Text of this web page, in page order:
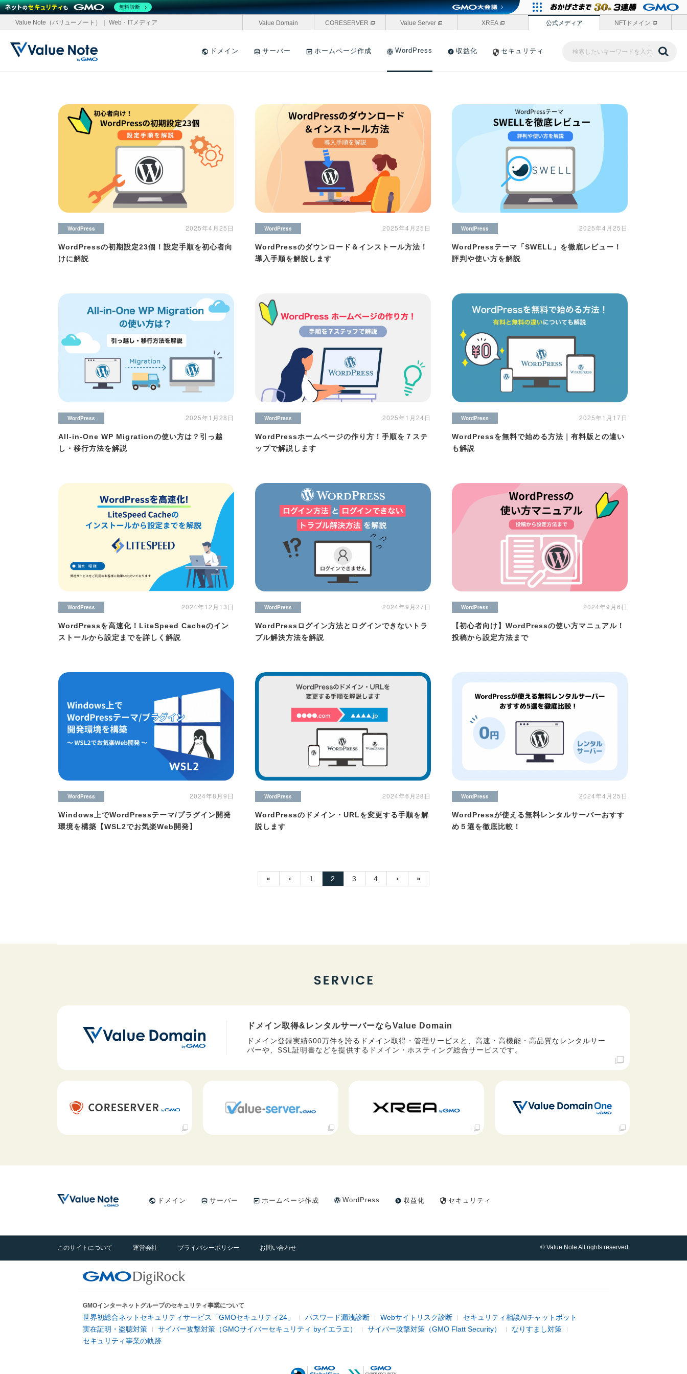
Value Note（バリューノート）｜ Web・ITメディア Value Domain CORESERVER Value Server XREA 公式メディア NFTドメイン
ドメイン サーバー ホームページ作成 WordPress 収益化 セキュリティ
2025年4月25日
WordPress
WordPressの初期設定23個！設定手順を初心者向
けに解説
2025年4月25日
WordPress
WordPressのダウンロード＆インストール方法！
導入手順を解説します
2025年4月25日
WordPress
WordPressテーマ「SWELL」を徹底レビュー！
評判や使い方を解説
2025年1月28日
WordPress
All-in-One WP Migrationの使い方は？引っ越
し・移行方法を解説
2025年1月24日
WordPress
WordPressホームページの作り方！手順を７ステ
ップで解説します
2025年1月17日
WordPress
WordPressを無料で始める方法｜有料版との違い
も解説
2024年12月13日
WordPress
WordPressを高速化！LiteSpeed Cacheのイン
ストールから設定までを詳しく解説
2024年9月27日
WordPress
WordPressログイン方法とログインできないトラ
ブル解決方法を解説
2024年9月6日
WordPress
【初心者向け】WordPressの使い方マニュアル！
投稿から設定方法まで
2024年8月9日
WordPress
Windows上でWordPressテーマ/プラグイン開発
環境を構築【WSL2でお気楽Web開発】
2024年6月28日
WordPress
WordPressのドメイン・URLを変更する手順を解
説します
2024年4月25日
WordPress
WordPressが使える無料レンタルサーバーおすす
め５選を徹底比較！
« ‹ 1 2 3 4 › »
ドメイン取得&レンタルサーバーならValue Domain
ドメイン登録実績600万件を誇るドメイン取得・管理サービスと、高速・高機能・高品質なレンタルサー
バーや、SSL証明書などを提供するドメイン・ホスティング総合サービスです。
ドメイン サーバー ホームページ作成 WordPress 収益化 セキュリティ
このサイトについて 運営会社 プライバシーポリシー お問い合わせ © Value Note All rights reserved.
GMOインターネットグループのセキュリティ事業について
世界初総合ネットセキュリティサービス「GMOセキュリティ24」 パスワード漏洩診断 Webサイトリスク診断
セキュリティ相談AIチャットボット
実在証明・盗聴対策
サイバー攻撃対策（GMOサイバーセキュリティ byイエラエ） サイバー攻撃対策（GMO Flatt Security）
なりすまし対策
セキュリティ事業の軌跡
無料診断